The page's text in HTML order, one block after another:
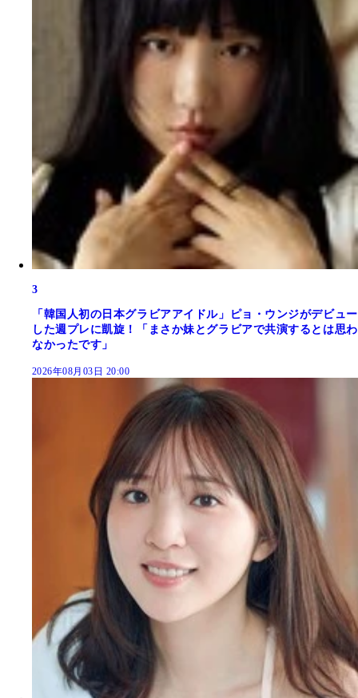
3
「韓国人初の日本グラビアアイドル」ピョ・ウンジがデビュー
した週プレに凱旋！「まさか妹とグラビアで共演するとは思わ
なかったです」
2026年08月03日 20:00